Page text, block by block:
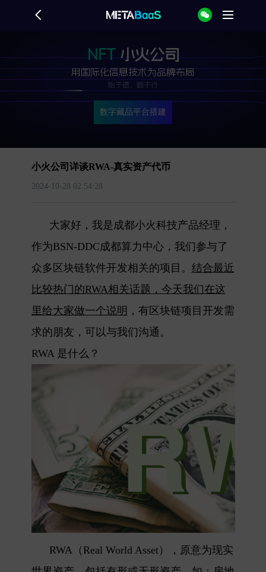
NFT 小火公司
用国际化信息技术为品牌布局
始于信，践于行
数字藏品平台搭建
小火公司详谈RWA-真实资产代币
2024-10-28 02:54:28
大家好，我是成都小火科技产品经理，
作为BSN-DDC成都算力中心，我们参与了
众多区块链软件开发相关的项目 。 结合最近
比较热门的RWA相关话题，今天我们在这
里给大家做一个说明 ，有区块链项目开发需
求的朋友，可以与我们沟通。
RWA 是什么？
RWA（Real World Asset），原意为现实